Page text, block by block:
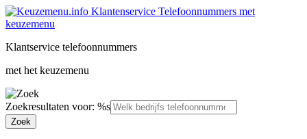
Klantservice telefoonnummers
met het keuzemenu
Zoekresultaten voor: %s